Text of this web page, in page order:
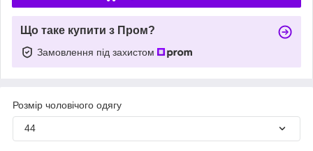
Що таке купити з Пром?
Замовлення під захистом
Розмір чоловічого одягу
44